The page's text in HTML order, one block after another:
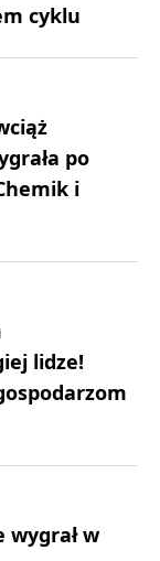
cyklu
po
i
lidze!
wygrał w